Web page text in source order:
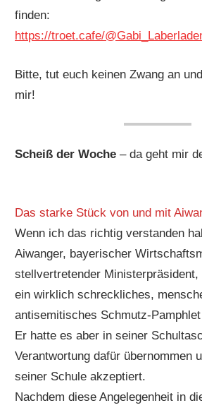
finden:
https://troet.cafe/
Bitte, tut euch keinen Zwang an
mir!
Scheiß der Woche – da geht mir
Das starke Stück von und mit
Wenn ich das richtig verstanden
Aiwanger, bayerischer
stellvertretender
ein wirklich schreckliches,
antisemitisches Schmutz-
Er hatte es aber in seiner
Verantwortung dafür übernommen
seiner Schule akzeptiert.
Nachdem diese Angelegenheit in